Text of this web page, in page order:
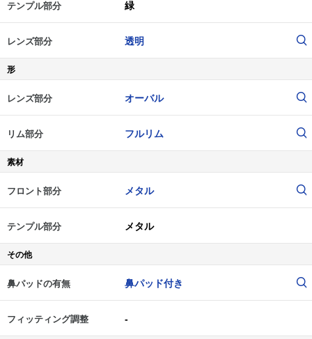
テンプル部分 緑
レンズ部分 透明
形
レンズ部分 オーバル
リム部分 フルリム
素材
フロント部分 メタル
テンプル部分 メタル
その他
鼻パッドの有無 鼻パッド付き
フィッティング調整 -